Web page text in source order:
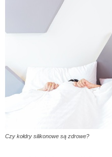
Czy kołdry silikonowe są zdrowe?